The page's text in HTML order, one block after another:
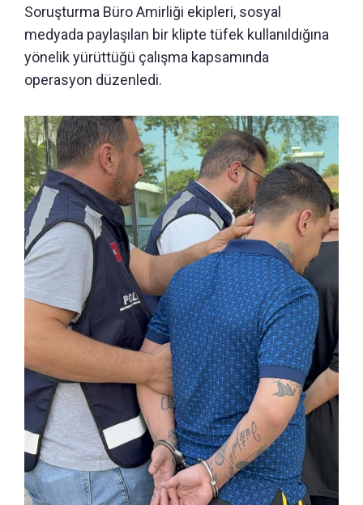
Soruşturma Büro Amirliği ekipleri, sosyal
medyada paylaşılan bir klipte tüfek kullanıldığına
yönelik yürüttüğü çalışma kapsamında
operasyon düzenledi.